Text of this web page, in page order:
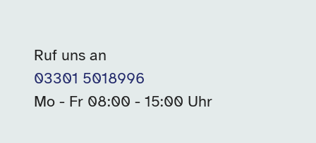
Ruf uns an
03301 5018996
Mo - Fr 08:00 - 15:00 Uhr